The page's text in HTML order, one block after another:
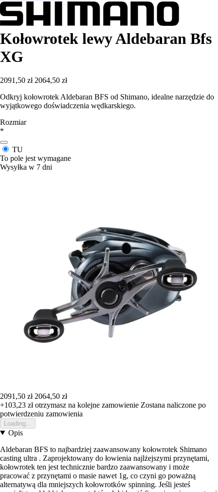
Kołowrotek lewy Aldebaran Bfs
XG
2091,50 zł 2064,50 zł
Odkryj kołowrotek Aldebaran BFS od Shimano, idealne narzędzie do
wyjątkowego doświadczenia wędkarskiego.
Rozmiar
*
TU
To pole jest wymagane
Wysyłka w 7 dni
2091,50 zł 2064,50 zł
+103,23 złotrzymasz na kolejne zamowienie Zostana naliczone po
potwierdzeniu zamowienia
Loading...
Opis
Aldebaran BFS to najbardziej zaawansowany kołowrotek Shimano
casting ultra . Zaprojektowany do łowienia najlżejszymi przynętami,
kołowrotek ten jest technicznie bardzo zaawansowany i może
pracować z przynętami o masie nawet 1g, co czyni go poważną
alternatywą dla mniejszych kołowrotków spinning. Jeśli jesteś